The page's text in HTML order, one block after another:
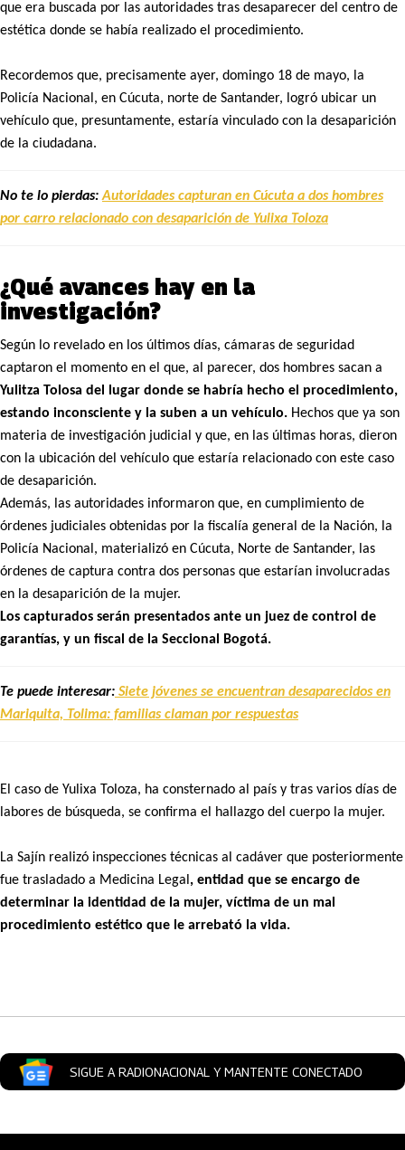
que era buscada por las autoridades tras desaparecer del centro de
estética donde se había realizado el procedimiento.
Recordemos que, precisamente ayer, domingo 18 de mayo, la
Policía Nacional, en Cúcuta, norte de Santander, logró ubicar un
vehículo que, presuntamente, estaría vinculado con la desaparición
de la ciudadana.
No te lo pierdas:Autoridades capturan en Cúcuta a dos hombres
por carro relacionado con desaparición de Yulixa Toloza
¿Qué avances hay en la
investigación?
Según lo revelado en los últimos días, cámaras de seguridad
captaron el momento en el que, al parecer, dos hombres sacan a
Yulitza Tolosa del lugar donde se habría hecho el procedimiento,
estando inconsciente y la suben a un vehículo. Hechos que ya son
materia de investigación judicial y que, en las últimas horas, dieron
con la ubicación del vehículo que estaría relacionado con este caso
de desaparición.
Además, las autoridades informaron que, en cumplimiento de
órdenes judiciales obtenidas por la fiscalía general de la Nación, la
Policía Nacional, materializó en Cúcuta, Norte de Santander, las
órdenes de captura contra dos personas que estarían involucradas
en la desaparición de la mujer.
Los capturados serán presentados ante un juez de control de
garantías, y un fiscal de la Seccional Bogotá.
Te puede interesar: Siete jóvenes se encuentran desaparecidos en
Mariquita, Tolima: familias claman por respuestas
El caso de Yulixa Toloza, ha consternado al país y tras varios días de
labores de búsqueda, se confirma el hallazgo del cuerpo la mujer.
La Sajín realizó inspecciones técnicas al cadáver que posteriormente
fue trasladado a Medicina Legal , entidad que se encargo de
determinar la identidad de la mujer, víctima de un mal
procedimiento estético que le arrebató la vida.
SIGUE A RADIONACIONAL Y MANTENTE CONECTADO